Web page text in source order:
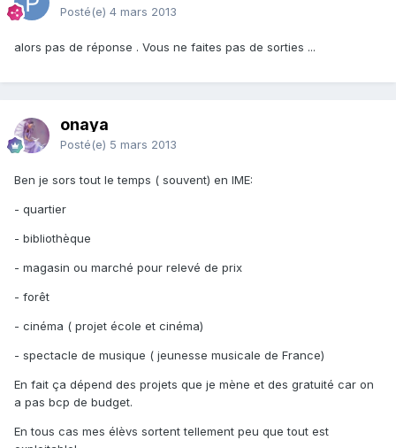
Posté(e) 4 mars 2013
alors pas de réponse . Vous ne faites pas de sorties ...
onaya
Posté(e) 5 mars 2013
Ben je sors tout le temps ( souvent) en IME:
- quartier
- bibliothèque
- magasin ou marché pour relevé de prix
- forêt
- cinéma ( projet école et cinéma)
- spectacle de musique ( jeunesse musicale de France)
En fait ça dépend des projets que je mène et des gratuité car on
a pas bcp de budget.
En tous cas mes élèvs sortent tellement peu que tout est